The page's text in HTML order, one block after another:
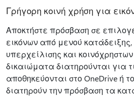
Γρήγορη κοινή χρήση για
Αποκτήστε πρόσβαση σε
εικόνων από μενού κατάδειξης,
υπερχείλισης και
δικαιώματα διατηρούνται για
αποθηκεύονται στο OneDrive ή
διατηρούν την πρόσβαση τα